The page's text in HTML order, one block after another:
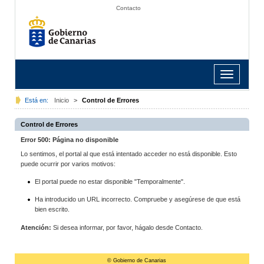
Contacto
Toggle
navigation
Está en: Inicio > Control de Errores
Control de Errores
Error 500: Página no disponible
Lo sentimos, el portal al que está intentado acceder no está disponible. Esto
puede ocurrir por varios motivos:
El portal puede no estar disponible "Temporalmente".
Ha introducido un URL incorrecto. Compruebe y asegúrese de que está
bien escrito.
Atención: Si desea informar, por favor, hágalo desde Contacto.
© Gobierno de Canarias